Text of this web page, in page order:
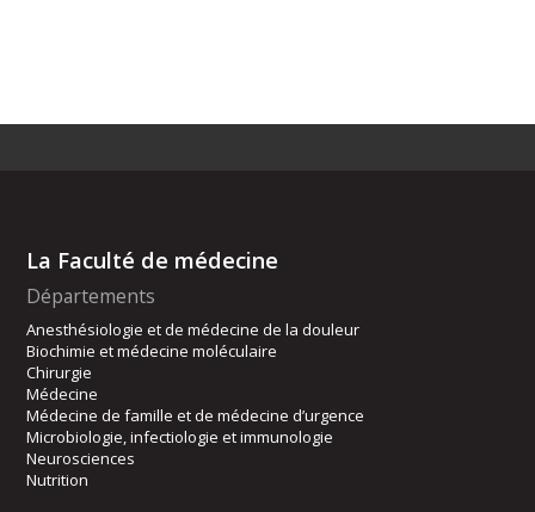
La Faculté de médecine
Départements
Anesthésiologie et de médecine de la douleur
Biochimie et médecine moléculaire
Chirurgie
Médecine
Médecine de famille et de médecine d’urgence
Microbiologie, infectiologie et immunologie
Neurosciences
Nutrition